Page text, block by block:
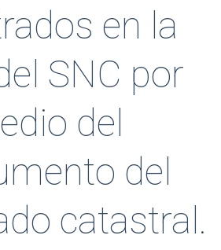
en la
SNC por
del
del
catastral.